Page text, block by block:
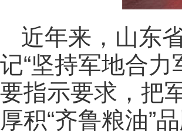
近年来，山东
记“坚持军地合
要指示要求，把
厚积“齐鲁粮油”